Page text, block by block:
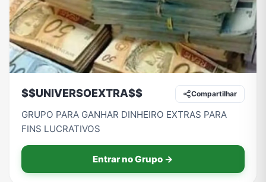
Receitas Redes Sociais Religião Shitpost
Vídeos
$$UNIVERSOEXTRA$$ Compartilhar
GRUPO PARA GANHAR DINHEIRO EXTRAS PARA
FINS LUCRATIVOS
Entrar no Grupo →